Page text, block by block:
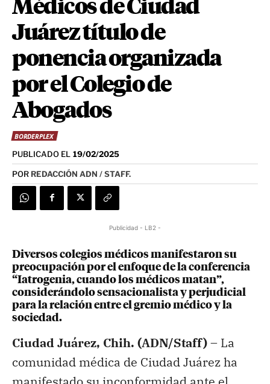
Médicos de Ciudad
Juárez título de
ponencia organizada
por el Colegio de
Abogados
BORDERPLEX
PUBLICADO EL 19/02/2025
POR REDACCIÓN ADN / STAFF.
Publicidad - LB2 -
Diversos colegios médicos manifestaron su
preocupación por el enfoque de la conferencia
“Iatrogenia, cuando los médicos matan”,
considerándolo sensacionalista y perjudicial
para la relación entre el gremio médico y la
sociedad.
Ciudad Juárez, Chih. (ADN/Staff) – La
comunidad médica de Ciudad Juárez ha